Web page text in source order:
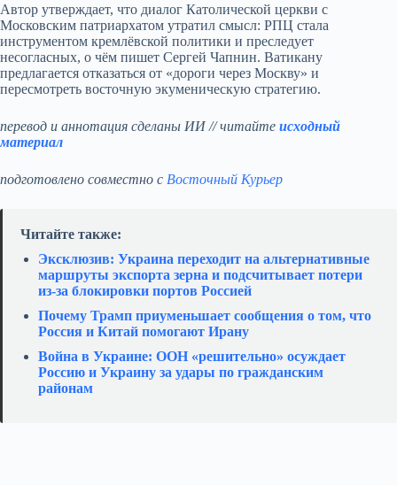
Автор утверждает, что диалог Католической церкви с
Московским патриархатом утратил смысл: РПЦ стала
инструментом кремлёвской политики и преследует
несогласных, о чём пишет Сергей Чапнин. Ватикану
предлагается отказаться от «дороги через Москву» и
пересмотреть восточную экуменическую стратегию.
перевод и аннотация сделаны ИИ // читайте исходный
материал
подготовлено совместно с Восточный Курьер
Читайте также:
Эксклюзив: Украина переходит на альтернативные
маршруты экспорта зерна и подсчитывает потери
из‑за блокировки портов Россией
Почему Трамп приуменьшает сообщения о том, что
Россия и Китай помогают Ирану
Война в Украине: ООН «решительно» осуждает
Россию и Украину за удары по гражданским
районам